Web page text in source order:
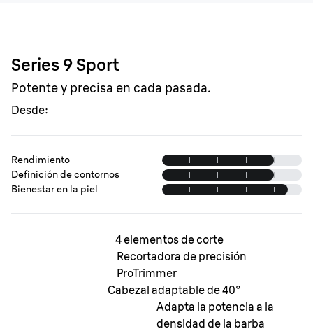
Series 9 Sport
Potente y precisa en cada pasada.
Desde:
Rendimiento
Definición de contornos
Bienestar en la piel
4 elementos de corte
Recortadora de precisión
ProTrimmer
Cabezal adaptable de 40°
Adapta la potencia a la
densidad de la barba